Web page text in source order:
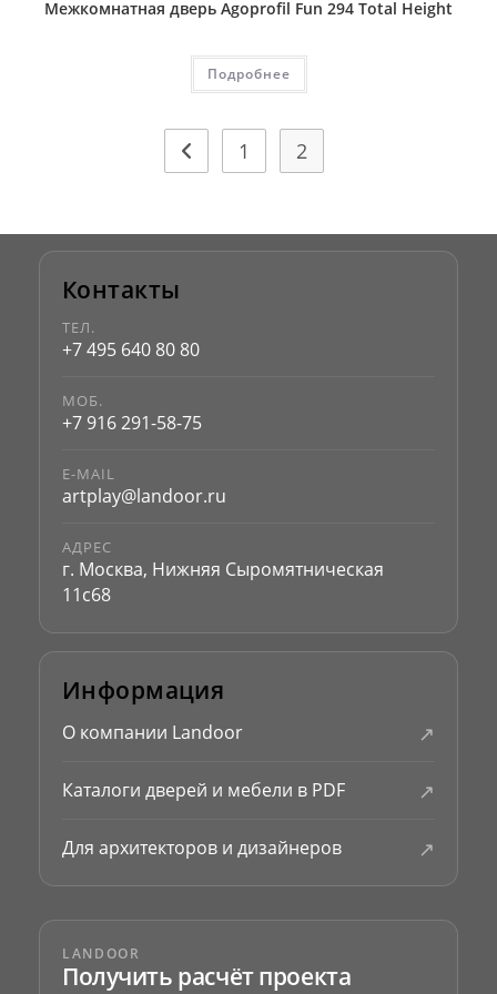
Межкомнатная дверь Agoprofil Fun 294 Total Height
Подробнее
1 2
Контакты
ТЕЛ.
+7 495 640 80 80
МОБ.
+7 916 291-58-75
E-MAIL
artplay@landoor.ru
АДРЕС
г. Москва, Нижняя Сыромятническая
11с68
Информация
О компании Landoor ↗
Каталоги дверей и мебели в PDF ↗
Для архитекторов и дизайнеров ↗
LANDOOR
Получить расчёт проекта